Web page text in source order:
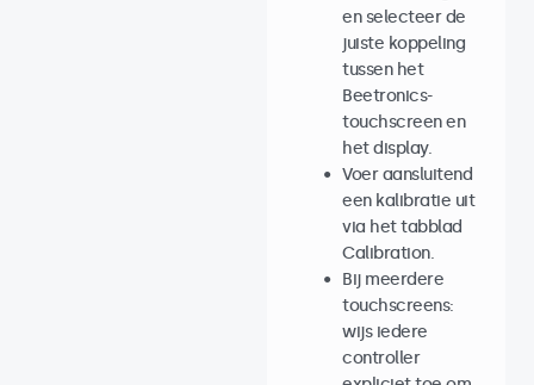
en selecteer de
juiste koppeling
tussen het
Beetronics-
touchscreen en
het display.
Voer aansluitend
een kalibratie uit
via het tabblad
Calibration.
Bij meerdere
touchscreens:
wijs iedere
controller